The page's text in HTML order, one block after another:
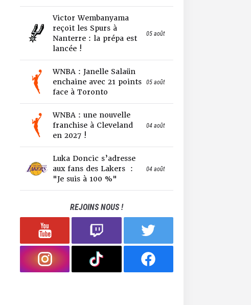
Victor Wembanyama
reçoit les Spurs à
Nanterre : la prépa est
lancée !
05 août
WNBA : Janelle Salaün
enchaine avec 21 points
face à Toronto
05 août
WNBA : une nouvelle
franchise à Cleveland
en 2027 !
04 août
Luka Doncic s’adresse
aux fans des Lakers :
"Je suis à 100 %"
04 août
REJOINS NOUS !